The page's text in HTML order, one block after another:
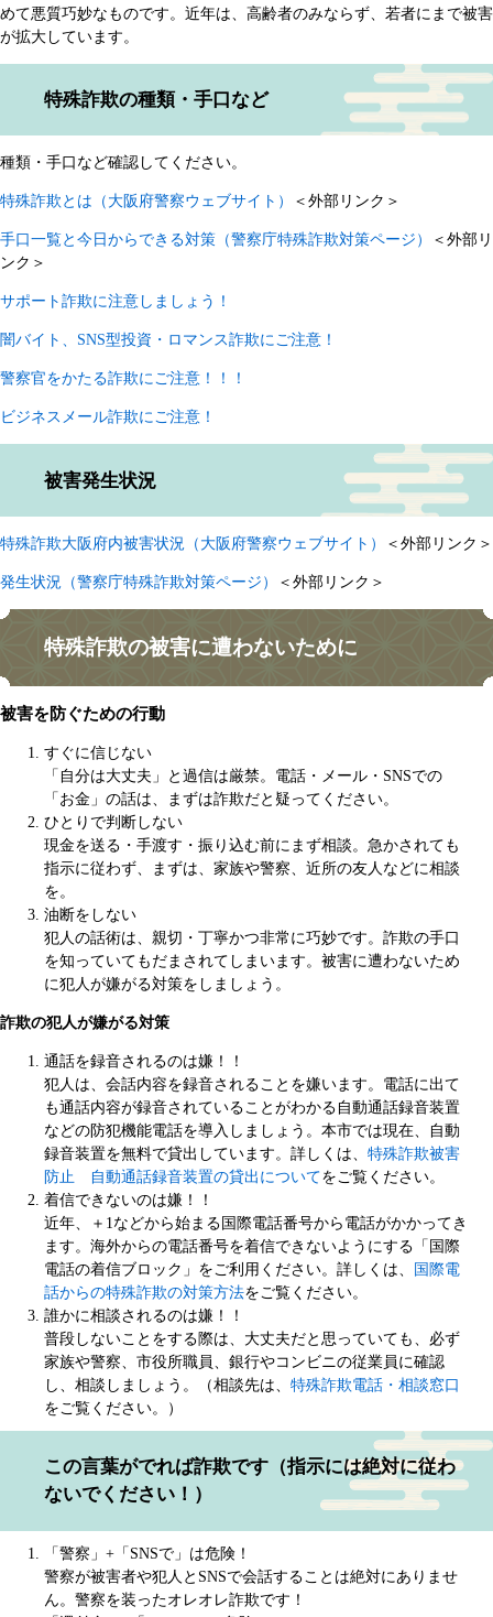
めて悪質巧妙なものです。近年は、高齢者のみならず、若者にまで被害
が拡大しています。
特殊詐欺の種類・手口など
種類・手口など確認してください。
特殊詐欺とは（大阪府警察ウェブサイト） ＜外部リンク＞
手口一覧と今日からできる対策（警察庁特殊詐欺対策ページ）
＜外部リ
ンク＞
サポート詐欺に注意しましょう！
闇バイト、SNS型投資・ロマンス詐欺にご注意！
警察官をかたる詐欺にご注意！！！
ビジネスメール詐欺にご注意！
被害発生状況
特殊詐欺大阪府内被害状況（大阪府警察ウェブサイト） ＜外部リンク＞
発生状況（警察庁特殊詐欺対策ページ） ＜外部リンク＞
特殊詐欺の被害に遭わないために
被害を防ぐための行動
すぐに信じない
「自分は大丈夫」と過信は厳禁。電話・メール・SNSでの
「お金」の話は、まずは詐欺だと疑ってください。
ひとりで判断しない
現金を送る・手渡す・振り込む前にまず相談。急かされても
指示に従わず、まずは、家族や警察、近所の友人などに相談
を。
油断をしない
犯人の話術は、親切・丁寧かつ非常に巧妙です。詐欺の手口
を知っていてもだまされてしまいます。被害に遭わないため
に犯人が嫌がる対策をしましょう。
詐欺の犯人が嫌がる対策
通話を録音されるのは嫌！！
犯人は、会話内容を録音されることを嫌います。電話に出て
も通話内容が録音されていることがわかる自動通話録音装置
などの防犯機能電話を導入しましょう。本市では現在、自動
録音装置を無料で貸出しています。詳しくは、 特殊詐欺被害
防止 自動通話録音装置の貸出についてをご覧ください。
着信できないのは嫌！！
近年、＋1などから始まる国際電話番号から電話がかかってき
ます。海外からの電話番号を着信できないようにする「国際
電話の着信ブロック」をご利用ください。詳しくは、
国際電
話からの特殊詐欺の対策方法をご覧ください。
誰かに相談されるのは嫌！！
普段しないことをする際は、大丈夫だと思っていても、必ず
家族や警察、市役所職員、銀行やコンビニの従業員に確認
し、相談しましょう。（相談先は、 特殊詐欺電話・相談窓口
をご覧ください。）
この言葉がでれば詐欺です（指示には絶対に従わ
ないでください！）
「警察」+「SNSで」は危険！
警察が被害者や犯人とSNSで会話することは絶対にありませ
ん。警察を装ったオレオレ詐欺です！